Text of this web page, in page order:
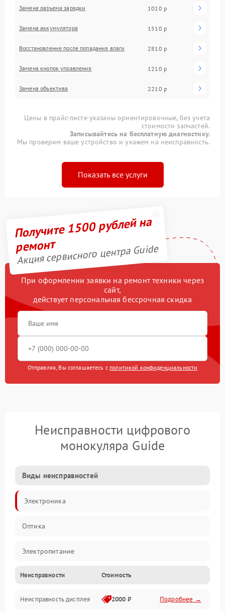
Замена разъема зарядки 1010 р
Замена аккумулятора 1510 р
Восстановление после попадания влаги 2810 р
Замена кнопок управления 1210 р
Замена объектива 2210 р
Цены в прайс-листе указаны ориентировочные, без учета
стоимости запчастей.
Записывайтесь на бесплатную диагностику.
Мы проверим ваше устройство и укажем на неисправность.
Показать все услуги
Получите 1500 рублей на
ремонт
Акция сервисного центра Guide
При оформлении заявки на ремонт техники через
сайт,
действует персональная бессрочная скидка
Отправляя, Вы соглашаетесь с политикой конфиденциальности
Неисправности цифрового
монокуляра Guide
Виды неисправностей
Электроника
Оптика
Электропитание
Видео
ПО
Неисправности Стоимость
Неисправность дисплея 2000 ₽ Подробнее →